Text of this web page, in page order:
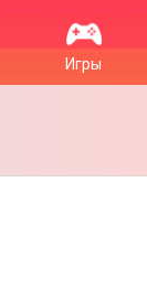
Игры